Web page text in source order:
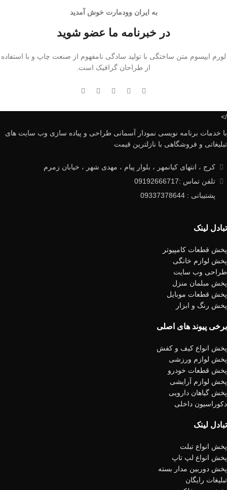
به ایران وودمارت خوش آمدید
در خبرنامه ما عضو شوید
لورم ایپسوم متن ساختگی با تولید سادگی نامفهوم از صنعت چاپ و با استفاده
از طراحان گرافیک است.
/>
با خدمات برنامه نویسی نمودار آسمانی طراحی و پیاده سازی وب سایت های
تبلیغاتی و فروشگاهی با نازلترین قیمت
کرج ، انتهای کیانمهر ، بلوار پیام ، مهدی شهر ، خیابان زمرم
تلفن تماس :09192666717
پشتیبانی : 09337378644
تبادل لینک
پخش قطعات کامپیوتر
پخش لوازم خانگی
طراحی وب سایت
پخش مبلمان منزل
پخش قطعات موبایل
پخش رنگ و ابزار
برخی پیوند های اصلی
پخش انواع کیف و کفش
پخش لوازم ورزشی
پخش قطعات خودرو
پخش لوازم آرایشی
پخش گیاهان دارویی
دکوراسیون داخلی
تبادل لینک
پخش انواع تبلت
پخش انواع لپ تاپ
پخش دوربین مدار بسته
تبلیغات رایگان